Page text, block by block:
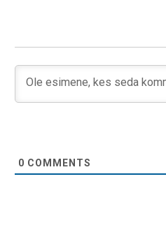
0 COMMENTS